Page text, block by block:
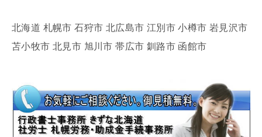
北海道 札幌市 石狩市 北広島市 江別市 小樽市 岩見沢市
苫小牧市 北見市 旭川市 帯広市 釧路市 函館市